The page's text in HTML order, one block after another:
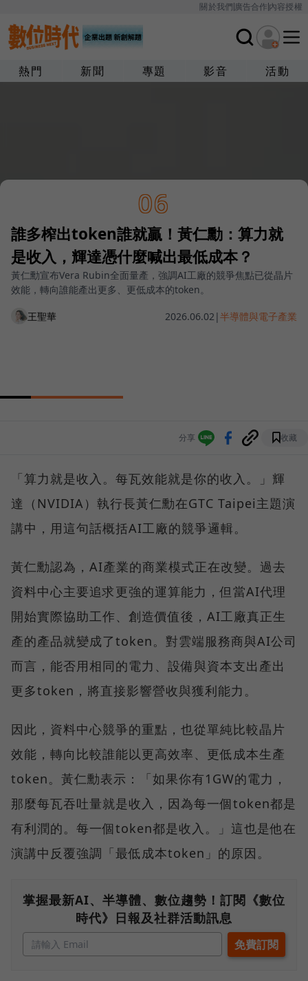
關於我們廣告合作內容授權
熱門 新聞 專題 影音 活動
06
誰多榨出token誰就贏！黃仁勳：算力就
是收入，輝達憑什麼喊出最低成本？
黃仁勳宣布Vera Rubin全面量產，強調AI工廠的競爭焦點已從晶片
效能，轉向誰能產出更多、更低成本的token。
王聖華 2026.06.02 |半導體與電子產業
分享 收藏
「算力就是收入。每瓦效能就是你的收入。」輝
達（NVIDIA）執行長黃仁勳在GTC Taipei主題演
講中，用這句話概括AI工廠的競爭邏輯。
黃仁勳認為，AI產業的商業模式正在改變。過去
資料中心主要追求更強的運算能力，但當AI代理
開始實際協助工作、創造價值後，AI工廠真正生
產的產品就變成了token。對雲端服務商與AI公司
而言，能否用相同的電力、設備與資本支出產出
更多token，將直接影響營收與獲利能力。
因此，資料中心競爭的重點，也從單純比較晶片
效能，轉向比較誰能以更高效率、更低成本生產
token。黃仁勳表示：「如果你有1GW的電力，
那麼每瓦吞吐量就是收入，因為每一個token都是
有利潤的。每一個token都是收入。」這也是他在
演講中反覆強調「最低成本token」的原因。
掌握最新AI、半導體、數位趨勢！訂閱《數位
時代》日報及社群活動訊息